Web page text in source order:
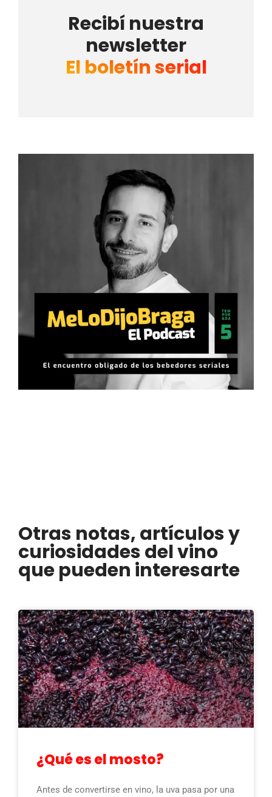
Recibí nuestra
newsletter
El boletín serial
Otras notas, artículos y
curiosidades del vino
que pueden interesarte
¿Qué es el mosto?
Antes de convertirse en vino, la uva pasa por una